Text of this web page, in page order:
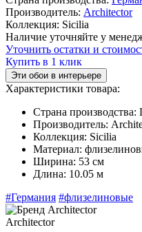
Производитель: Architector
Коллекция: Sicilia
Наличие уточняйте у
Уточнить остатки и
Купить в 1 клик
Эти обои в интерьере
Характеристики товара:
Страна производства:
Производитель:
Коллекция: Sicilia
Материал:
Ширина: 53 см
Длина: 10.05 м
#Германия #флизелиновые
Architector